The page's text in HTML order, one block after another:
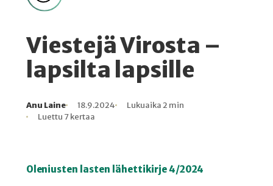
Viestejä Virosta –
lapsilta lapsille
Kirjoittaja
Anu Laine
Julkaistu
18.9.2024
Lukuaika
Lukuaika 2 min
Lukukertoja
Luettu 7 kertaa
Oleniusten lasten lähettikirje 4/2024